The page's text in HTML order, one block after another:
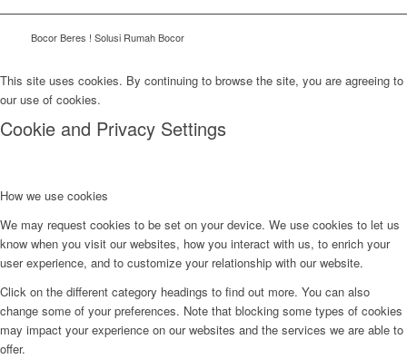
Bocor Beres ! Solusi Rumah Bocor
This site uses cookies. By continuing to browse the site, you are agreeing to
our use of cookies.
Cookie and Privacy Settings
How we use cookies
We may request cookies to be set on your device. We use cookies to let us
know when you visit our websites, how you interact with us, to enrich your
user experience, and to customize your relationship with our website.
Click on the different category headings to find out more. You can also
change some of your preferences. Note that blocking some types of cookies
may impact your experience on our websites and the services we are able to
offer.